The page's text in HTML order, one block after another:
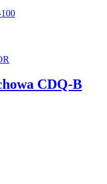
CDQ-B